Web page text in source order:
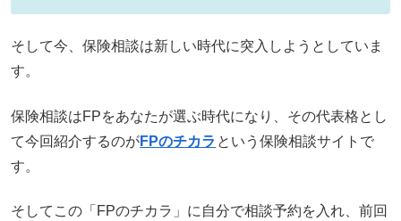
そして今、保険相談は新しい時代に突入しようとしていま
す。
保険相談はFPをあなたが選ぶ時代になり、その代表格とし
て今回紹介するのがFPのチカラ という保険相談サイトで
す。
そしてこの「FPのチカラ」に自分で相談予約を入れ、前回